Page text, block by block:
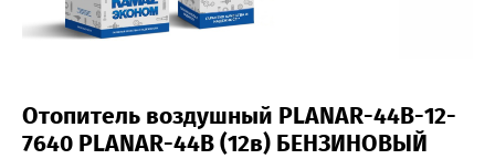
Отопитель воздушный PLANAR-44В-12-
7640 PLANAR-44В (12в) БЕНЗИНОВЫЙ